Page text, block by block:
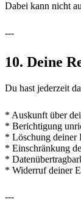
Dabei kann nicht
---
10. Deine
Du hast jederzeit
* Auskunft über
* Berichtigung
* Löschung deiner
* Einschränkung
*
* Widerruf deiner
---